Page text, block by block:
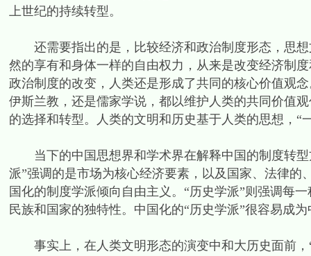
上世纪的持续转型。
还需要指出的是，比较经济和政治制度形态，思想
然的享有和身体一样的自由权力，从来是改变经济制
政治制度的改变，人类还是形成了共同的核心价值观
伊斯兰教，还是儒家学说，都以维护人类的共同价值
的选择和转型。人类的文明和历史基于人类的思想，“
当下的中国思想界和学术界在解释中国的制度转型
派”强调的是市场为核心经济要素，以及国家、法律
国化的制度学派倾向自由主义。“历史学派”则强调每
民族和国家的独特性。中国化的“历史学派”很容易成
事实上，在人类文明形态的演变中和大历史面前，